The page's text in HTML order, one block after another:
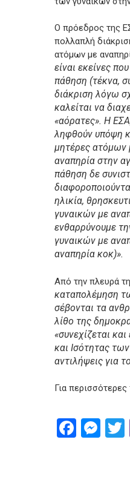
Ο πρόεδρος της
πολλαπλή
ατόμων με
είναι εκείνες
πάθηση (τέκνα,
διάκριση λόγω
καλείται να
«αόρατες». Η
ληφθούν υπόψη
μητέρες ατόμων
αναπηρία στην
πάθηση δε
ηλικία,
γυναικών με
ενθαρρύνουμε
γυναικών με
αναπηρία κοκ)».
Από την πλευρά
καταπολέμηση
σέβονται τα
λίθο της
«συνεχίζεται
και Ισότητας
αντιλήψεις για
Για